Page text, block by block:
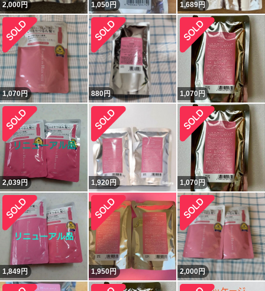
2,000円 1,050円 1,689円
1,070円 880円 1,070円
2,039円 1,920円 1,070円
1,849円 1,950円 2,000円